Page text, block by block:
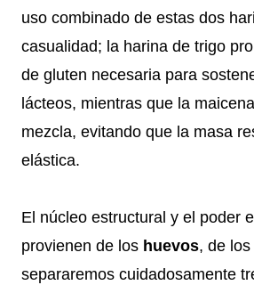
uso combinado de estas dos
casualidad; la harina de trigo
de gluten necesaria para
lácteos, mientras que la
mezcla, evitando que la masa
elástica.
El núcleo estructural y el poder
provienen de los huevos, de
separaremos cuidadosamente